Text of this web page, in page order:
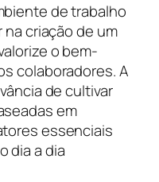
de trabalho
criação de um
o bem-
colaboradores. A
de cultivar
em
essenciais
dia a dia